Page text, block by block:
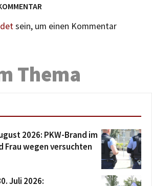
sein, um einen Kommentar
Thema
2026: PKW-Brand im
Frau wegen versuchten
Juli 2026: